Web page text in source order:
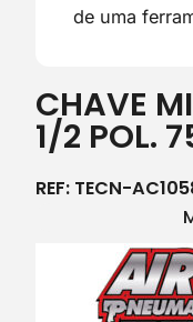
de uma
CHAVE
1/2 POL.
REF: TECN-